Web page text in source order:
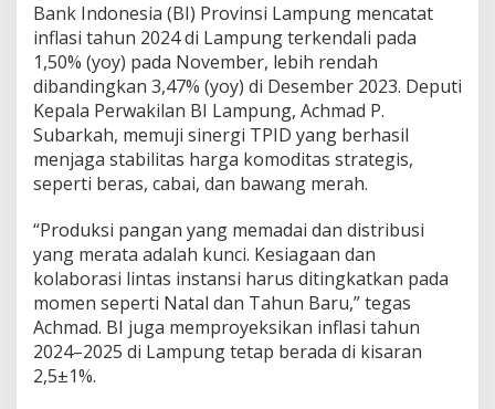
a
Bank Indonesia (BI) Provinsi Lampung mencatat
inflasi tahun 2024 di Lampung terkendali pada
1,50% (yoy) pada November, lebih rendah
dibandingkan 3,47% (yoy) di Desember 2023. Deputi
Kepala Perwakilan BI Lampung, Achmad P.
Subarkah, memuji sinergi TPID yang berhasil
menjaga stabilitas harga komoditas strategis,
seperti beras, cabai, dan bawang merah.
“Produksi pangan yang memadai dan distribusi
yang merata adalah kunci. Kesiagaan dan
kolaborasi lintas instansi harus ditingkatkan pada
momen seperti Natal dan Tahun Baru,” tegas
Achmad. BI juga memproyeksikan inflasi tahun
2024–2025 di Lampung tetap berada di kisaran
2,5±1%.